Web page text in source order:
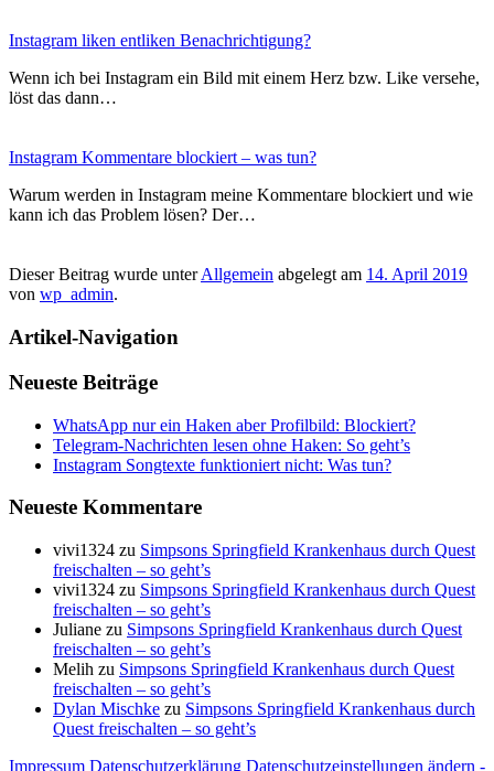
Instagram liken entliken Benachrichtigung?
Wenn ich bei Instagram ein Bild mit einem Herz bzw. Like versehe,
löst das dann…
Instagram Kommentare blockiert – was tun?
Warum werden in Instagram meine Kommentare blockiert und wie
kann ich das Problem lösen? Der…
Dieser Beitrag wurde unterAllgemein abgelegt am 14. April 2019
von wp_admin.
Artikel-Navigation
Neueste Beiträge
WhatsApp nur ein Haken aber Profilbild: Blockiert?
Telegram-Nachrichten lesen ohne Haken: So geht’s
Instagram Songtexte funktioniert nicht: Was tun?
Neueste Kommentare
vivi1324 zu Simpsons Springfield Krankenhaus durch Quest
freischalten – so geht’s
vivi1324 zu Simpsons Springfield Krankenhaus durch Quest
freischalten – so geht’s
Juliane zu Simpsons Springfield Krankenhaus durch Quest
freischalten – so geht’s
Melih zu Simpsons Springfield Krankenhaus durch Quest
freischalten – so geht’s
Dylan Mischke zu Simpsons Springfield Krankenhaus durch
Quest freischalten – so geht’s
Impressum Datenschutzerklärung Datenschutzeinstellungen ändern -